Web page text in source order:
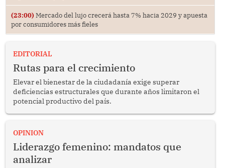
(23:00) Mercado del lujo crecerá hasta 7% hacia 2029 y apuesta
por consumidores más fieles
EDITORIAL
Rutas para el crecimiento
Elevar el bienestar de la ciudadanía exige superar
deficiencias estructurales que durante años limitaron el
potencial productivo del país.
OPINION
Liderazgo femenino: mandatos que
analizar